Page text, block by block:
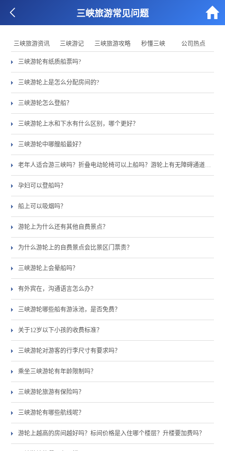
 三峡旅游常见问题 
三峡旅游资讯 三峡游记 三峡旅游攻略 秒懂三峡 公司热点
三峡游轮有纸质船票吗?
三峡游轮上是怎么分配房间的?
三峡游轮怎么登船？
三峡游轮上水和下水有什么区别，哪个更好？
三峡游轮中哪艘船最好？
老年人适合游三峡吗？折叠电动轮椅可以上船吗？游轮上有无障碍通道吗？
孕妇可以登船吗？
船上可以吸烟吗？
游轮上为什么还有其他自费景点？
为什么游轮上的自费景点会比景区门票贵？
三峡游轮上会晕船吗？
有外宾在，沟通语言怎么办？
三峡游轮哪些船有游泳池，是否免费？
关于12岁以下小孩的收费标准？
三峡游轮对游客的行李尺寸有要求吗？
乘坐三峡游轮有年龄限制吗？
三峡游轮旅游有保险吗？
三峡游轮有哪些航线呢？
游轮上越高的房间越好吗？标间价格是入住哪个楼层？升楼要加费吗？